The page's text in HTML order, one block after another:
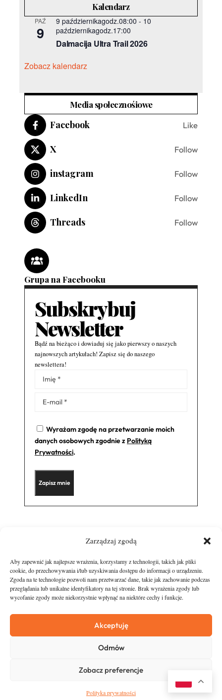
Zarządzaj zgodą
Aby zapewnić jak najlepsze wrażenia, korzystamy z technologii, takich jak pliki
cookie, do przechowywania i/lub uzyskiwania dostępu do informacji o urządzeniu.
Zgoda na te technologie pozwoli nam przetwarzać dane, takie jak zachowanie podczas
przeglądania lub unikalne identyfikatory na tej stronie. Brak wyrażenia zgody lub
wycofanie zgody może niekorzystnie wpłynąć na niektóre cechy i funkcje.
Akceptuję
Odmów
Zobacz preferencje
Polityka prywatności
Kalendarz
PAŹ
9
9 październikagodz.08:00 - 10
październikagodz.17:00
Dalmacija Ultra Trail 2026
Zobacz kalendarz
Media społecznośiowe
Facebook Like
X Follow
instagram Follow
LinkedIn Follow
Threads Follow
Grupa na Facebooku
Subskrybuj
Newsletter
Bądź na bieżąco i dowiaduj się jako pierwszy o naszych
najnowszych artykułach! Zapisz się do naszego
newslettera!
Wyrażam zgodę na przetwarzanie moich
danych osobowych zgodnie z Polityką
Prywatności.
Alternative:
Asfalt
O nas
Zostań Patronem
Kontakt